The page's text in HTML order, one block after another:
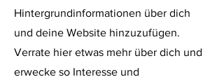
Hintergrundinformationen über dich
und deine Website hinzuzufügen.
Verrate hier etwas mehr über dich und
erwecke so Interesse und